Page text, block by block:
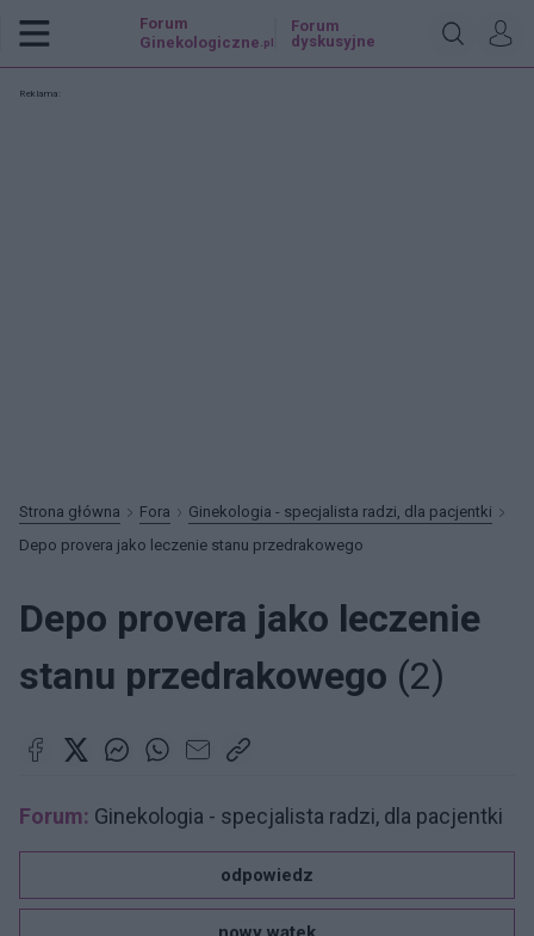
Forum
Ginekologiczne .pl
Forum
dyskusyjne
Reklama:
Strona główna Fora
Ginekologia - specjalista radzi, dla pacjentki
Depo provera jako leczenie stanu przedrakowego
Depo provera jako leczenie
stanu przedrakowego (2)
Forum: Ginekologia - specjalista radzi, dla pacjentki
odpowiedz